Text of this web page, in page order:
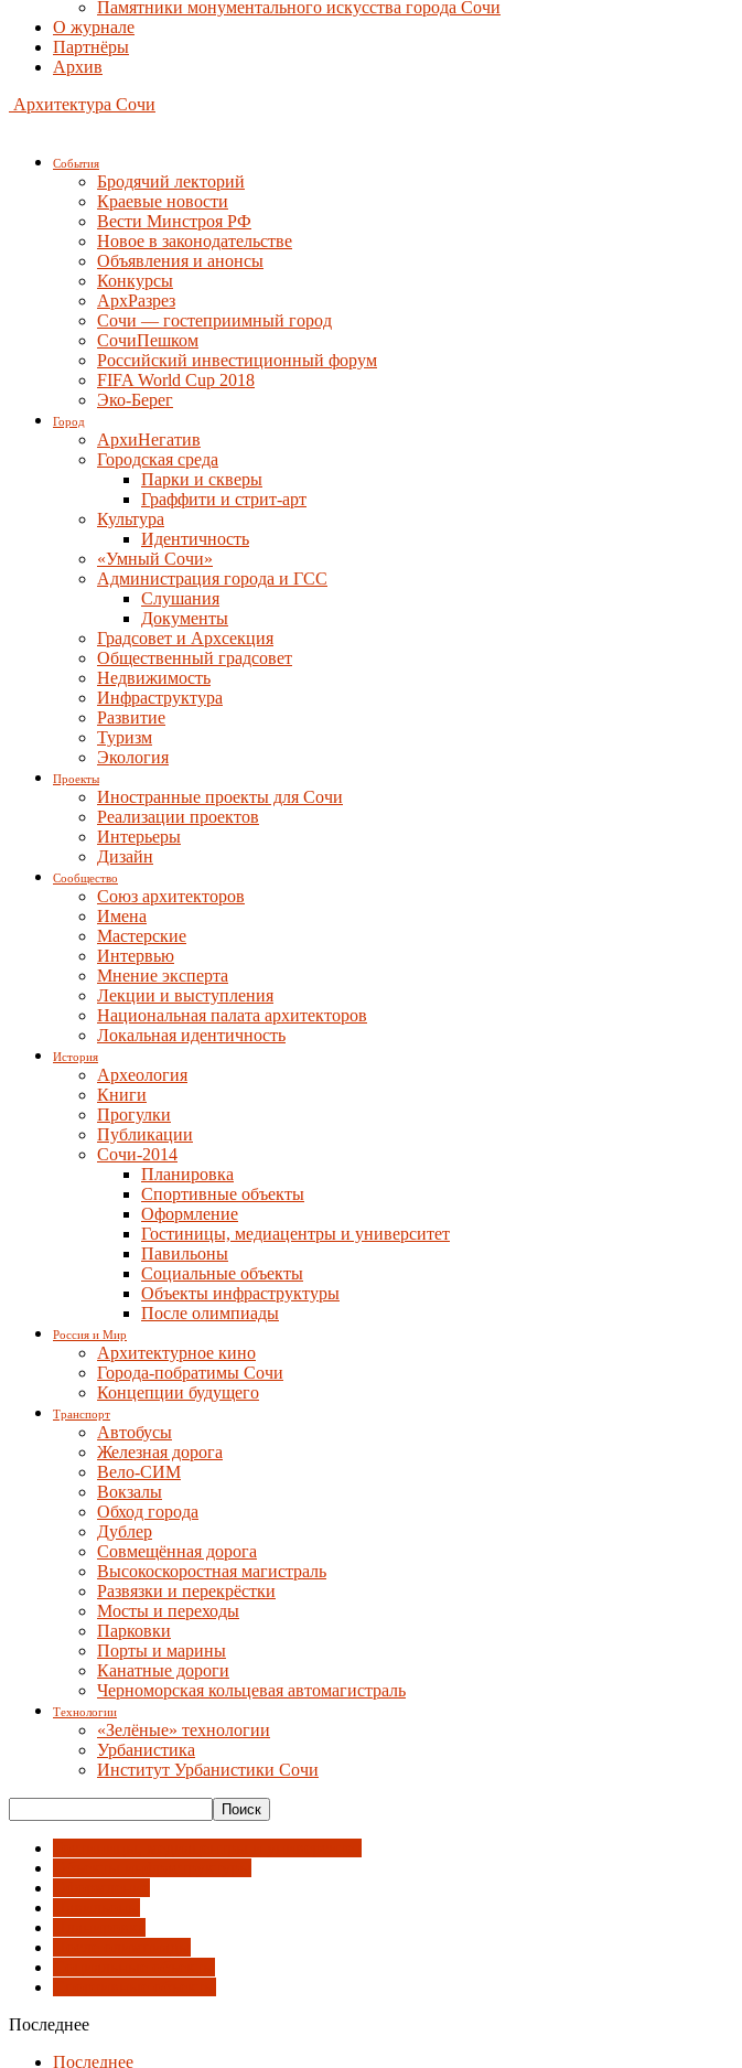
Памятники монументального искусства города Сочи
О журнале
Партнёры
Архив
Архитектура Сочи
События
Бродячий лекторий
Краевые новости
Вести Минстроя РФ
Новое в законодательстве
Объявления и анонсы
Конкурсы
АрхРазрез
Сочи — гостеприимный город
СочиПешком
Российский инвестиционный форум
FIFA World Cup 2018
Эко-Берег
Город
АрхиНегатив
Городская среда
Парки и скверы
Граффити и стрит-арт
Культура
Идентичность
«Умный Сочи»
Администрация города и ГСС
Слушания
Документы
Градсовет и Архсекция
Общественный градсовет
Недвижимость
Инфраструктура
Развитие
Туризм
Экология
Проекты
Иностранные проекты для Сочи
Реализации проектов
Интерьеры
Дизайн
Сообщество
Союз архитекторов
Имена
Мастерские
Интервью
Мнение эксперта
Лекции и выступления
Национальная палата архитекторов
Локальная идентичность
История
Археология
Книги
Прогулки
Публикации
Сочи-2014
Планировка
Спортивные объекты
Оформление
Гостиницы, медиацентры и университет
Павильоны
Социальные объекты
Объекты инфраструктуры
После олимпиады
Россия и Мир
Архитектурное кино
Города-побратимы Сочи
Концепции будущего
Транспорт
Автобусы
Железная дорога
Вело-СИМ
Вокзалы
Обход города
Дублер
Совмещённая дорога
Высокоскоростная магистраль
Развязки и перекрёстки
Мосты и переходы
Парковки
Порты и марины
Канатные дороги
Черноморская кольцевая автомагистраль
Технологии
«Зелёные» технологии
Урбанистика
Институт Урбанистики Сочи
Последнее
Последнее